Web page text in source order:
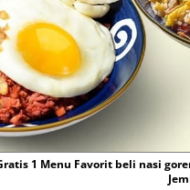
1 Menu Favorit beli nasi